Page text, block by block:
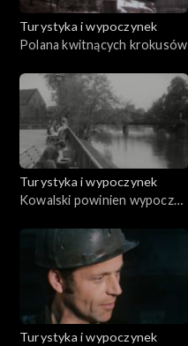
Turystyka i wypoczynek
Polana kwitnących krokusów
Turystyka i wypoczynek
Kowalski powinien wypocząć
Turystyka i wypoczynek